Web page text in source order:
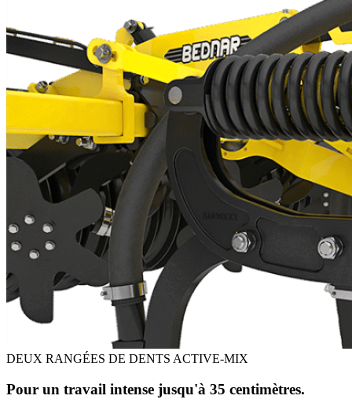
DEUX RANGÉES DE DENTS ACTIVE-MIX
Pour un travail intense jusqu'à 35 centimètres.